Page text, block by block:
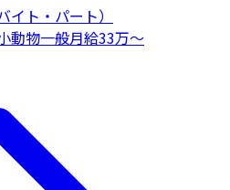
ト・パート）
動物一般月給33万〜